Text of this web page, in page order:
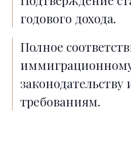
годового дохода.
Полное
законодательству
требованиям.